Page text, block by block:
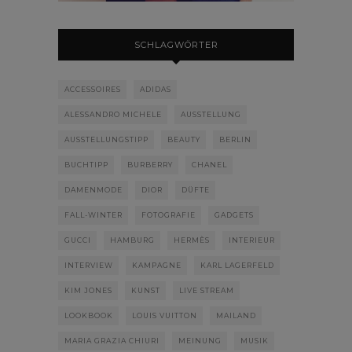
SCHLAGWÖRTER
ACCESSOIRES ADIDAS
ALESSANDRO MICHELE AUSSTELLUNG
AUSSTELLUNGSTIPP BEAUTY BERLIN
BUCHTIPP BURBERRY CHANEL
DAMENMODE DIOR DÜFTE
FALL-WINTER FOTOGRAFIE GADGETS
GUCCI HAMBURG HERMÈS INTERIEUR
INTERVIEW KAMPAGNE KARL LAGERFELD
KIM JONES KUNST LIVE STREAM
LOOKBOOK LOUIS VUITTON MAILAND
MARIA GRAZIA CHIURI MEINUNG MUSIK